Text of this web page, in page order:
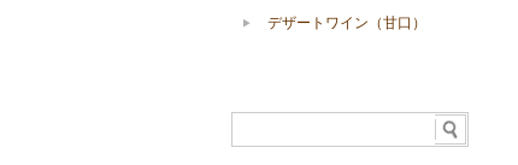
デザートワイン（甘口）